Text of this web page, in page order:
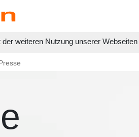
weiteren Nutzung unserer